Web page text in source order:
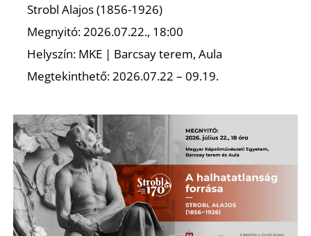
Strobl Alajos (1856-1926)
Megnyitó: 2026.07.22., 18:00
Helyszín: MKE | Barcsay terem, Aula
Megtekinthető: 2026.07.22 – 09.19.